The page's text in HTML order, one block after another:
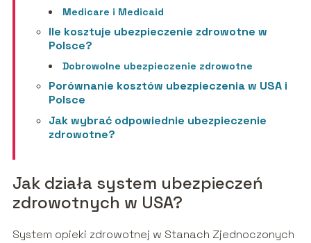
Medicare i Medicaid
Ile kosztuje ubezpieczenie zdrowotne w
Polsce?
Dobrowolne ubezpieczenie zdrowotne
Porównanie kosztów ubezpieczenia w USA i
Polsce
Jak wybrać odpowiednie ubezpieczenie
zdrowotne?
Jak działa system ubezpieczeń
zdrowotnych w USA?
System opieki zdrowotnej w Stanach Zjednoczonych